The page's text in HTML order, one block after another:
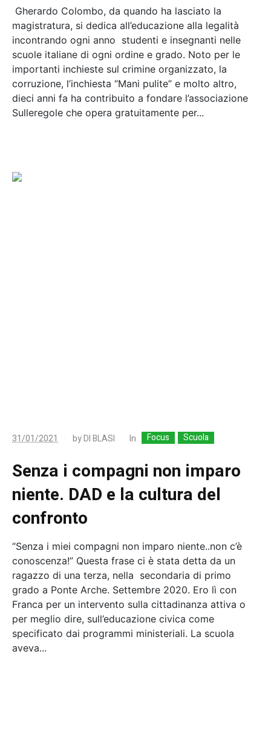
Gherardo Colombo, da quando ha lasciato la
magistratura, si dedica all’educazione alla legalità
incontrando ogni anno studenti e insegnanti nelle
scuole italiane di ogni ordine e grado. Noto per le
importanti inchieste sul crimine organizzato, la
corruzione, l’inchiesta “Mani pulite” e molto altro,
dieci anni fa ha contribuito a fondare l’associazione
Sulleregole che opera gratuitamente per...
31/01/2021 byDI BLASI In Focus Scuola
Senza i compagni non imparo
niente. DAD e la cultura del
confronto
“Senza i miei compagni non imparo niente..non c’è
conoscenza!” Questa frase ci è stata detta da un
ragazzo di una terza, nella secondaria di primo
grado a Ponte Arche. Settembre 2020. Ero lì con
Franca per un intervento sulla cittadinanza attiva o
per meglio dire, sull’educazione civica come
specificato dai programmi ministeriali. La scuola
aveva...